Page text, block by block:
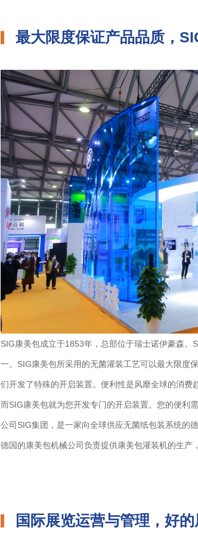
最大限度保证产品品质，
SIG康美包成立于1853年，总部位于瑞士诺伊豪森
一。SIG康美包所采用的无菌灌装工艺可以最大限度
们开发了特殊的开启装置。便利性是风靡全球的消费
而SIG康美包就为您开发专门的开启装置。您的便利
公司SIG集团，是一家向全球供应无菌纸包装系统的
德国的康美包机械公司负责提供康美包灌装机的生产
国际展览运营与管理，好